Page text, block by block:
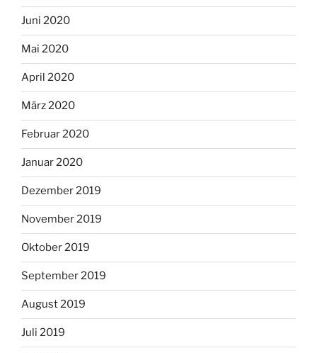
Juni 2020
Mai 2020
April 2020
März 2020
Februar 2020
Januar 2020
Dezember 2019
November 2019
Oktober 2019
September 2019
August 2019
Juli 2019